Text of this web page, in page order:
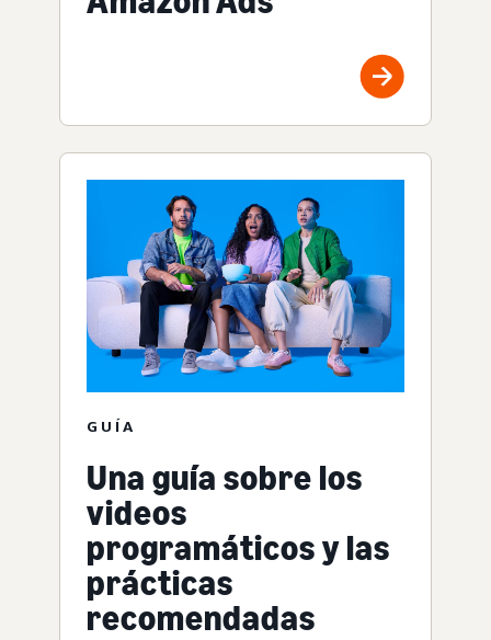
GUÍA
Una guía sobre los
videos
programáticos y las
prácticas
recomendadas